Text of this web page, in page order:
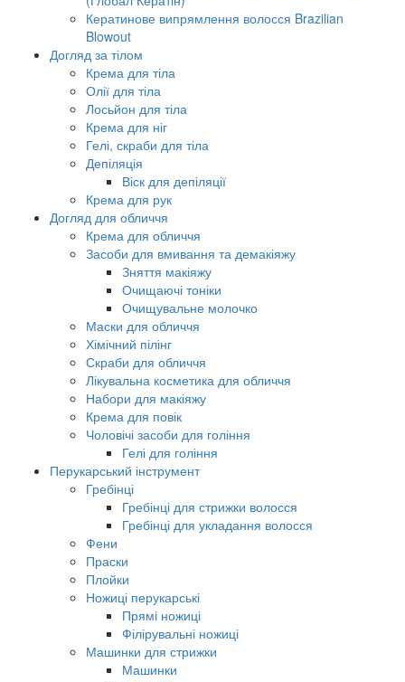
Кератинове випрямлення волосся Brazilian
Blowout
Догляд за тілом
Крема для тіла
Олії для тіла
Лосьйон для тіла
Крема для ніг
Гелі, скраби для тіла
Депіляція
Віск для депіляції
Крема для рук
Догляд для обличчя
Крема для обличчя
Засоби для вмивання та демакіяжу
Зняття макіяжу
Очищаючі тоніки
Очищувальне молочко
Маски для обличчя
Хімічний пілінг
Скраби для обличчя
Лікувальна косметика для обличчя
Набори для макіяжу
Крема для повік
Чоловічі засоби для гоління
Гелі для гоління
Перукарський інструмент
Гребінці
Гребінці для стрижки волосся
Гребінці для укладання волосся
Фени
Праски
Плойки
Ножиці перукарські
Прямі ножиці
Філірувальні ножиці
Машинки для стрижки
Машинки